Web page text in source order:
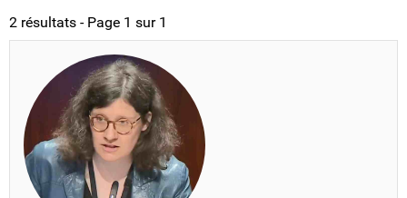
2 résultats - Page 1 sur 1